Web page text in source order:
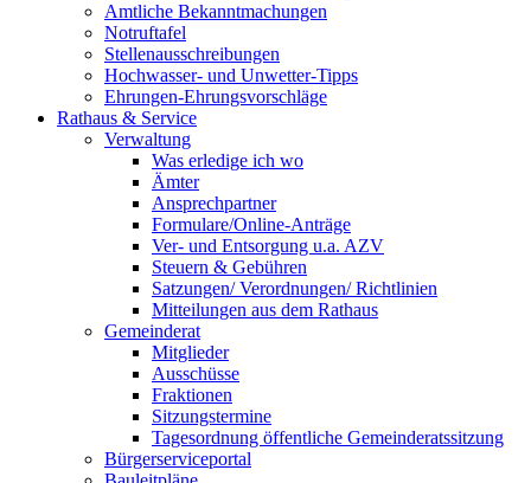
Amtliche Bekanntmachungen
Notruftafel
Stellenausschreibungen
Hochwasser- und Unwetter-Tipps
Ehrungen-Ehrungsvorschläge
Rathaus & Service
Verwaltung
Was erledige ich wo
Ämter
Ansprechpartner
Formulare/Online-Anträge
Ver- und Entsorgung u.a. AZV
Steuern & Gebühren
Satzungen/ Verordnungen/ Richtlinien
Mitteilungen aus dem Rathaus
Gemeinderat
Mitglieder
Ausschüsse
Fraktionen
Sitzungstermine
Tagesordnung öffentliche Gemeinderatssitzung
Bürgerserviceportal